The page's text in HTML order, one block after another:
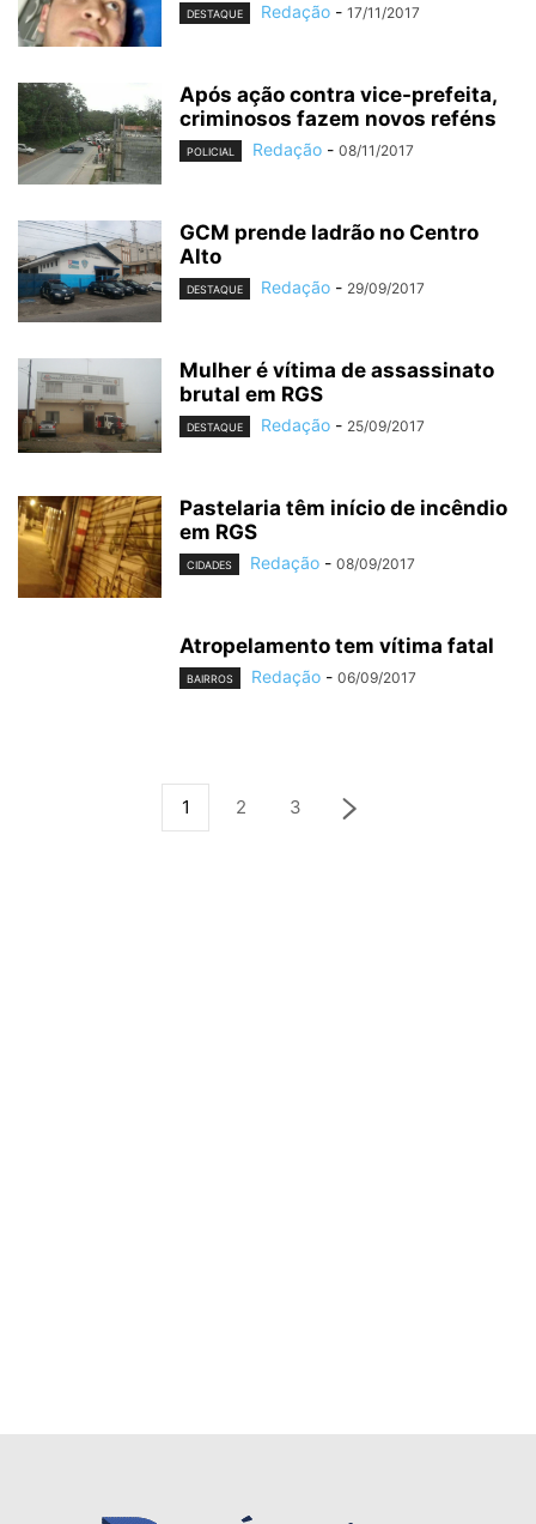
DESTAQUE Redação - 17/11/2017
Após ação contra vice-prefeita,
criminosos fazem novos reféns
POLICIAL Redação - 08/11/2017
GCM prende ladrão no Centro
Alto
DESTAQUE Redação - 29/09/2017
Mulher é vítima de assassinato
brutal em RGS
DESTAQUE Redação - 25/09/2017
Pastelaria têm início de incêndio
em RGS
CIDADES Redação - 08/09/2017
Atropelamento tem vítima fatal
BAIRROS Redação - 06/09/2017
1 2 3